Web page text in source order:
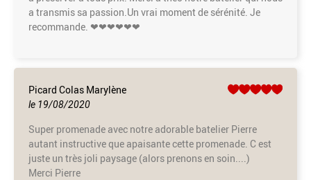
a transmis sa passion.Un vrai moment de sérénité. Je
recommande. ❤❤❤❤❤❤
Picard Colas Marylène
le 19/08/2020
Super promenade avec notre adorable batelier Pierre
autant instructive que apaisante cette promenade. C est
juste un très joli paysage (alors prenons en soin....)
Merci Pierre